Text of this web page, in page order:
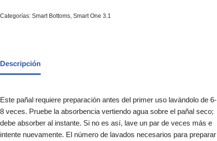
Categorías: Smart Bottoms Smart One 3.1
Descripción
Este pañal requiere preparación antes del primer uso lavándolo de 6-
8 veces. Pruebe la absorbencia vertiendo agua sobre el pañal seco;
debe absorber al instante. Si no es así, lave un par de veces más e
intente nuevamente. El número de lavados necesarios para preparar